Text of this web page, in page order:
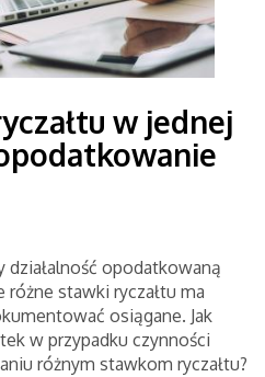
w jednej
działalność opodatkowaną
stawki ryczałtu ma
osiągane. Jak
w przypadku czynności
różnym stawkom ryczałtu?